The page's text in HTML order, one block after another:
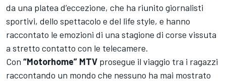
da una platea d’eccezione, che ha riunito giornalisti
sportivi, dello spettacolo e del life style, e hanno
raccontato le emozioni di una stagione di corse vissuta
a stretto contatto con le telecamere.
Con “Motorhome” MTV prosegue il viaggio tra i ragazzi
raccontando un mondo che nessuno ha mai mostrato